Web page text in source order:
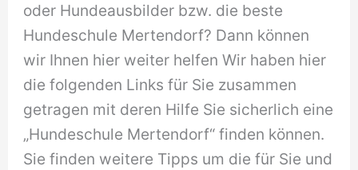
oder Hundeausbilder bzw. die beste
Hundeschule Mertendorf? Dann können
wir Ihnen hier weiter helfen Wir haben hier
die folgenden Links für Sie zusammen
getragen mit deren Hilfe Sie sicherlich eine
„Hundeschule Mertendorf“ finden können.
Sie finden weitere Tipps um die für Sie und